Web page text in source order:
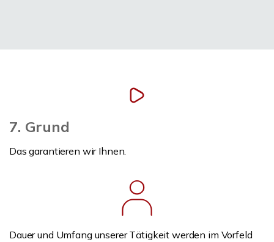
7. Grund
Das garantieren wir Ihnen.
Dauer und Umfang unserer Tätigkeit werden im Vorfeld